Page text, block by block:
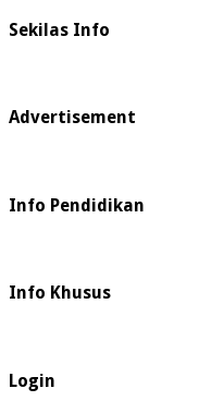
Sekilas Info
Advertisement
Info Pendidikan
Info Khusus
Login